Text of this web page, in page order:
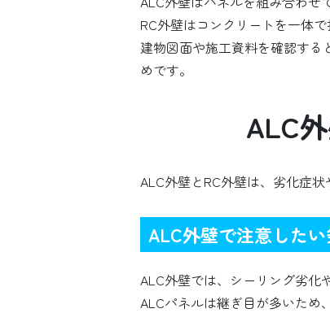
RC外壁はコンクリートを一体
建物図面や施工資料を確認す
めです。
ALC
ALC外壁とRC外壁は、劣化症
ALC外壁で注意した
ALC外壁では、シーリング劣化
ALCパネルは継ぎ目が多いため